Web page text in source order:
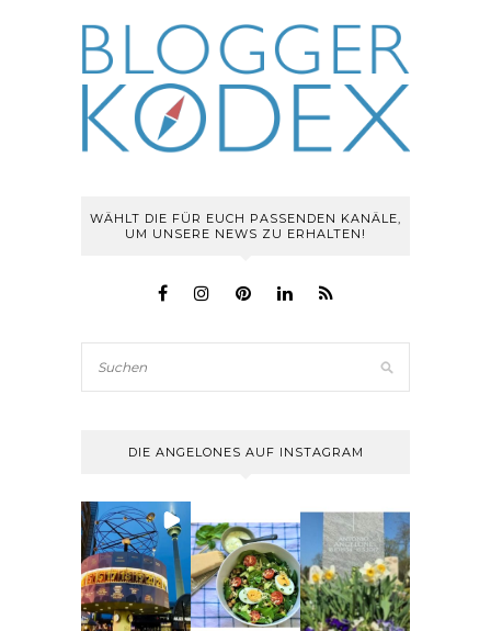
WÄHLT DIE FÜR EUCH PASSENDEN KANÄLE,
UM UNSERE NEWS ZU ERHALTEN!
DIE ANGELONES AUF INSTAGRAM